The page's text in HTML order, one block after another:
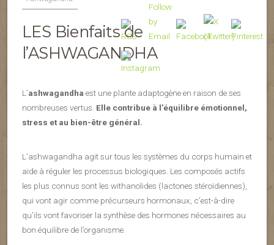
LES Bienfaits de
l’ASHWAGANDHA
L’ashwagandha est une plante adaptogène en raison de ses
nombreuses vertus. Elle contribue à l’équilibre émotionnel,
stress et au bien-être général.
L’ashwagandha agit sur tous les systèmes du corps humain et
aide à réguler les processus biologiques. Les composés actifs
les plus connus sont les withanolides (lactones stéroïdiennes),
qui vont agir comme précurseurs hormonaux, c’est-à-dire
qu’ils vont favoriser la synthèse des hormones nécessaires au
bon équilibre de l’organisme.